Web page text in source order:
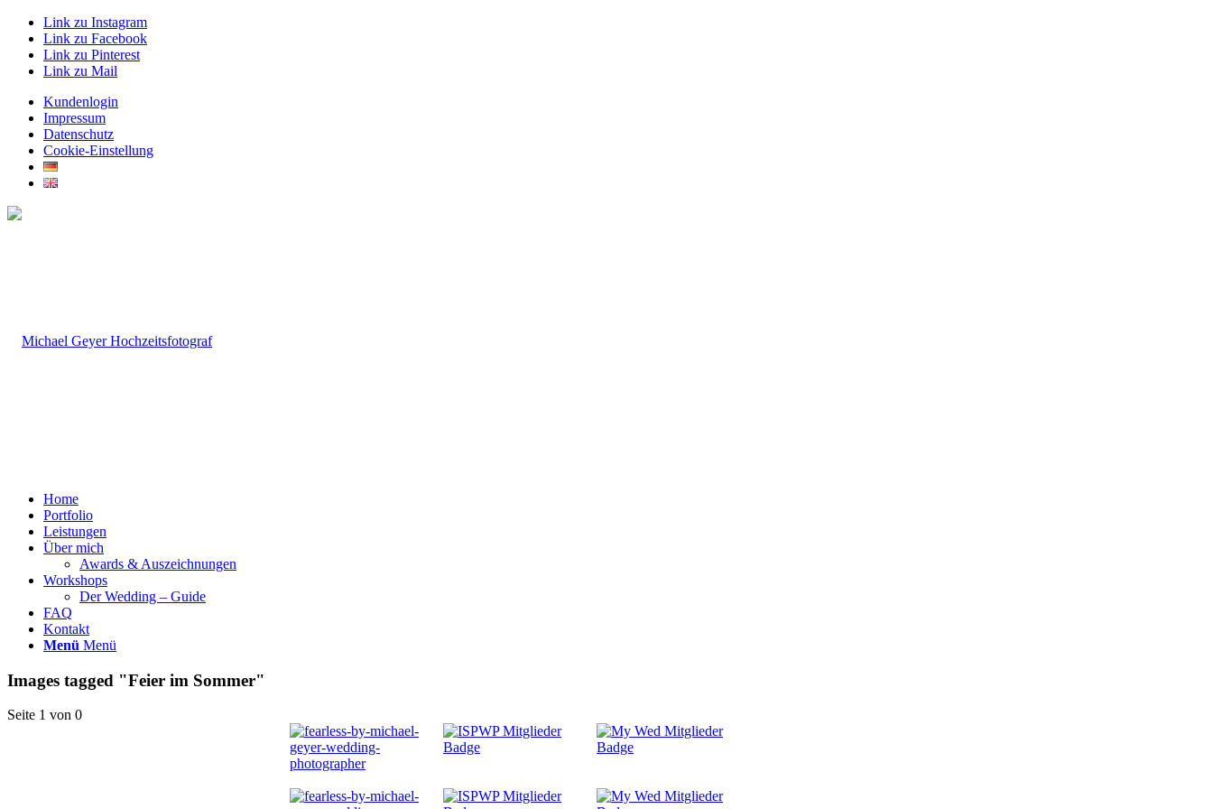
Link zu Instagram
Link zu Facebook
Link zu Pinterest
Link zu Mail
Kundenlogin
Impressum
Datenschutz
Cookie-Einstellung
Home
Portfolio
Leistungen
Über mich
Awards & Auszeichnungen
Workshops
Der Wedding – Guide
FAQ
Kontakt
Menü Menü
Images tagged "Feier im Sommer"
Seite 1 von 0